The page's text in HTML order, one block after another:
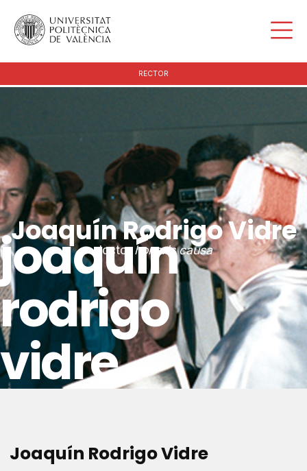
RECTOR
joaquín
rodrigo
vidre
Joaquín Rodrigo Vidre
doctorhonoris causa
Joaquín Rodrigo Vidre